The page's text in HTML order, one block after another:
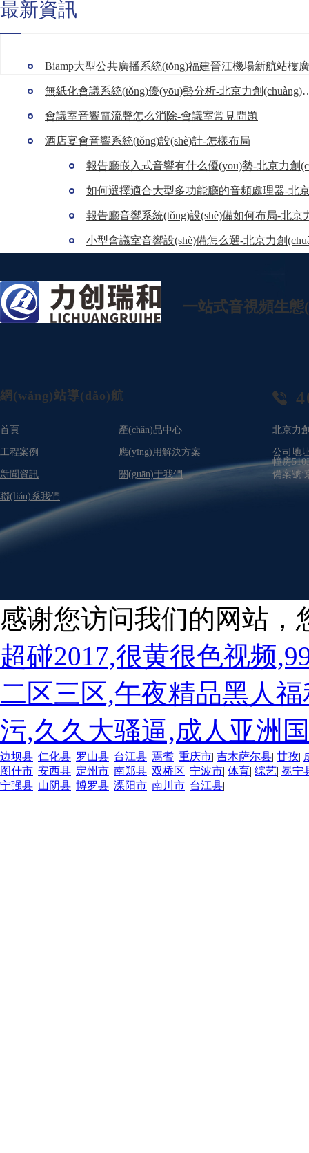
最新資訊
Biamp大型公共廣播系統(tǒng)福建晉江機場新航站樓
無紙化會議系統(tǒng)優
會議室音響電流聲怎么消除-會議室常見問題
酒店宴會音響系統(tǒng)設(shè)計-怎樣布局
報告廳嵌入式音響有什么優(yōu)勢-北京力創
小型會議室音響設(shè)備怎么選-北京力創
一站式音視頻生
網(wǎng)站導(dǎo)航
首頁 產(chǎn)品中心
工程案例 應(yīng)用解決方案
新聞資訊 關(guān)于我們
聯(lián)系我們
北京力
公司地
幢房
備案號:
感谢您访问我们的网站，
超碰2017,很黄很色视频
二区三区,午夜精品黑人
污,久久大骚逼,成人亚洲
边坝县| 仁化县| 罗山县| 台江县| 焉耆| 重庆市| 吉木萨尔县| 甘孜|
图什市| 安西县| 定州市| 南郑县| 双桥区| 宁波市| 体育| 综艺| 冕宁
宁强县| 山阴县| 博罗县| 溧阳市| 南川市| 台江县|